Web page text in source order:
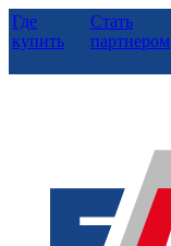
Где
купить
Стать
партнером